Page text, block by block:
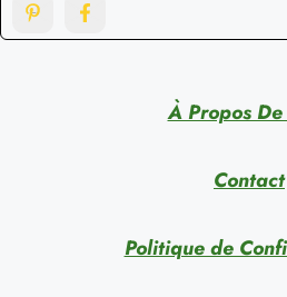
À Propos
Contact
Politique de